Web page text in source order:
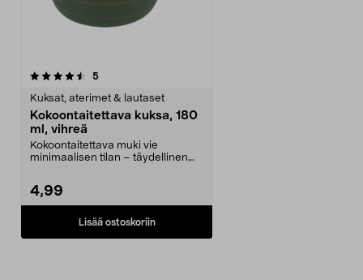
5arvostelut
Kuksat, aterimet & lautaset
Kokoontaitettava kuksa, 180
ml, vihreä
Kokoontaitettava muki vie
minimaalisen tilan – täydellinen
4,99
Lisää ostoskoriin